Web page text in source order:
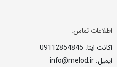
اطلاعات تماس:
اکانت ایتا: 09112854845
ایمیل: info@melod.ir